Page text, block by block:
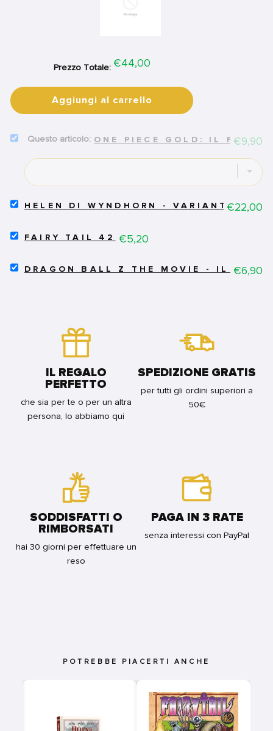
Prezzo Totale: Price
€44,00
Aggiungi al carrello
SELECT
PIECE
GOLD:
-
1
ONE PIECE GOLD: IL FILM -
Price
€9,90
SELECT
WYNDHORN
FOR
HELEN DI WYNDHORN - VARIANTPrice
€22,00
SELECT
42
FAIRY TAIL 42 Price
€5,20
SELECT
LEGGENDA
COMICS
DRAGON BALL Z THE MOVIE - IL Price
€6,90
IL REGALO
PERFETTO
che sia per te o per un altra
persona, lo abbiamo qui
SPEDIZIONE GRATIS
per tutti gli ordini superiori a
50€
SODDISFATTI O
RIMBORSATI
hai 30 giorni per effettuare un
reso
PAGA IN 3 RATE
senza interessi con PayPal
POTREBBE PIACERTI ANCHE